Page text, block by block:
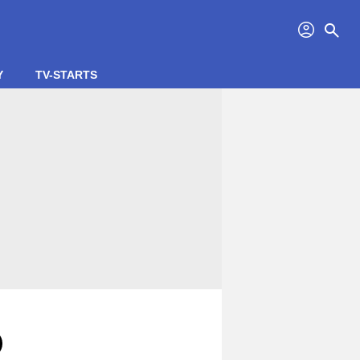
profil search
TV-STARTS